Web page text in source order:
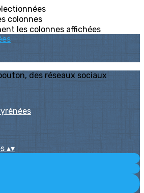
colonnes
les colonnes affichées
des réseaux sociaux
▴▾